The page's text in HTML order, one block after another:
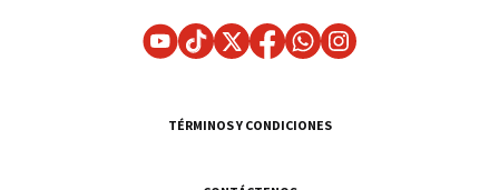
TÉRMINOS Y CONDICIONES